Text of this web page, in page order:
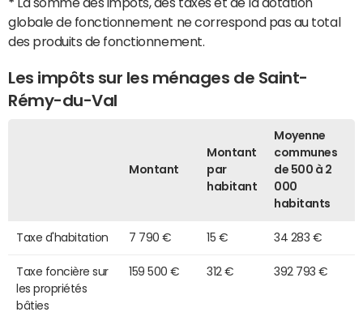
globale de fonctionnement ne correspond pas au total
des produits de fonctionnement.
Les impôts sur les ménages de Saint-
Rémy-du-Val
Montant
Montant
par
habitant
Moyenne
communes
de 500 à 2
000
habitants
Taxe d'habitation 7 790 € 15 € 34 283 €
Taxe foncière sur
les propriétés
bâties
159 500 € 312 € 392 793 €